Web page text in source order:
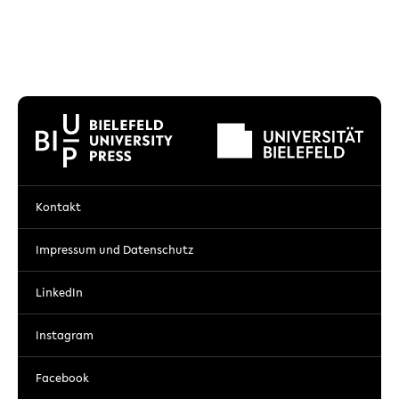
Kontakt
Impressum und Datenschutz
LinkedIn
Instagram
Facebook